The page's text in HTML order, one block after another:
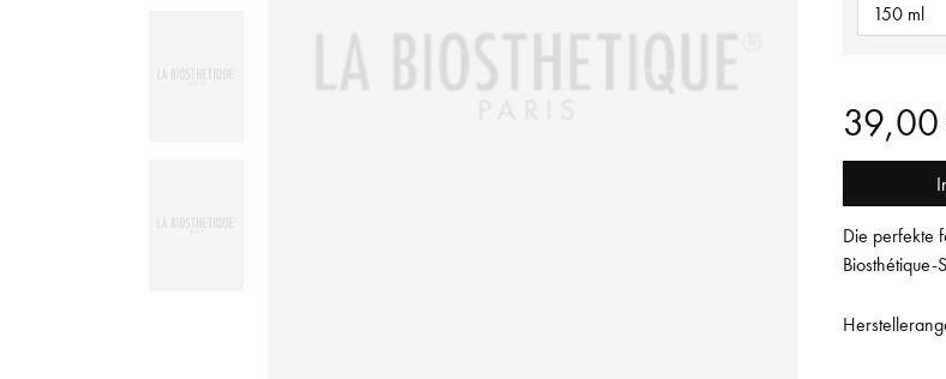
150 ml
39,00
Die perfekte
Biosthétique-